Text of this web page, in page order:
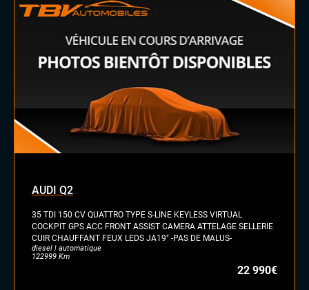
AUDI Q2
35 TDI 150 CV QUATTRO TYPE S-LINE KEYLESS VIRTUAL
COCKPIT GPS ACC FRONT ASSIST CAMERA ATTELAGE SELLERIE
CUIR CHAUFFANT FEUX LEDS JA19" -PAS DE MALUS-
diesel | automatique
122999 Km
22 990€